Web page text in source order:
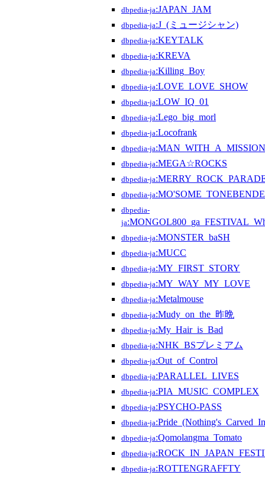
dbpedia-ja:JAPAN_JAM
dbpedia-ja:J_(ミュージシャン)
dbpedia-ja:KEYTALK
dbpedia-ja:KREVA
dbpedia-ja:Killing_Boy
dbpedia-ja:LOVE_LOVE_SHOW
dbpedia-ja:LOW_IQ_01
dbpedia-ja:Lego_big_morl
dbpedia-ja:Locofrank
dbpedia-ja:MAN_WITH_A_MISSION
dbpedia-ja:MEGA☆ROCKS
dbpedia-ja
dbpedia-ja
dbpedia-
ja
dbpedia-ja:MONSTER_baSH
dbpedia-ja:MUCC
dbpedia-ja:MY_FIRST_STORY
dbpedia-ja:MY_WAY_MY_LOVE
dbpedia-ja:Metalmouse
dbpedia-ja:Mudy_on_the_昨晩
dbpedia-ja:My_Hair_is_Bad
dbpedia-ja:NHK_BSプレミアム
dbpedia-ja:Out_of_Control
dbpedia-ja:PARALLEL_LIVES
dbpedia-ja:PIA_MUSIC_COMPLEX
dbpedia-ja:PSYCHO-PASS
dbpedia-ja
dbpedia-ja:Qomolangma_Tomato
dbpedia-ja
dbpedia-ja:ROTTENGRAFFTY